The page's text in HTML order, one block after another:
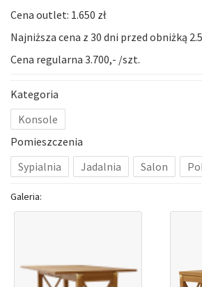
Cena outlet: 1.650 zł
Najniższa cena z 30 dni przed obniżką
Cena regularna 3.700,- /szt.
Kategoria
Konsole
Pomieszczenia
Sypialnia
Jadalnia Salon
Galeria: